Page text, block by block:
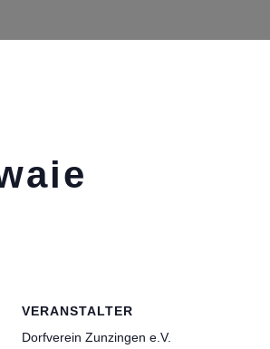
VERANSTALTER
Dorfverein Zunzingen e.V.